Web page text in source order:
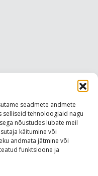
seadmete andmete
selliseid tehnoloogiaid nagu
nõustudes lubate meil
käitumine või
andmata jätmine või
funktsioone ja